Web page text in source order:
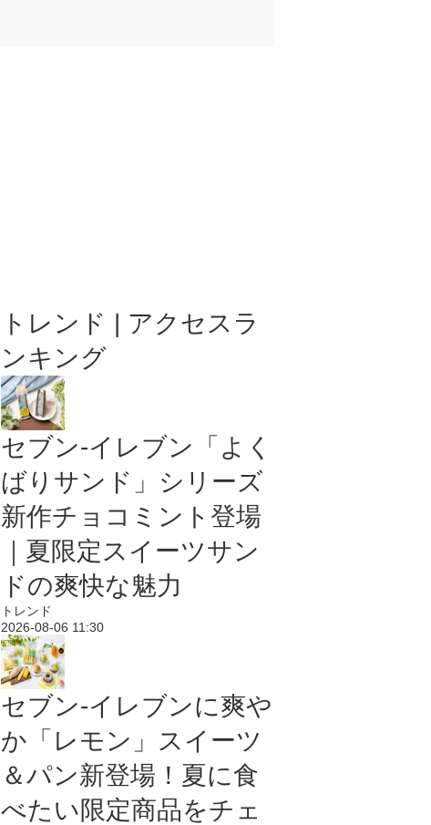
トレンド | アクセスラ
ンキング
セブン‐イレブン「よく
ばりサンド」シリーズ
新作チョコミント登場
｜夏限定スイーツサン
ドの爽快な魅力
トレンド
2026-08-06 11:30
セブン‐イレブンに爽や
か「レモン」スイーツ
＆パン新登場！夏に食
べたい限定商品をチェ